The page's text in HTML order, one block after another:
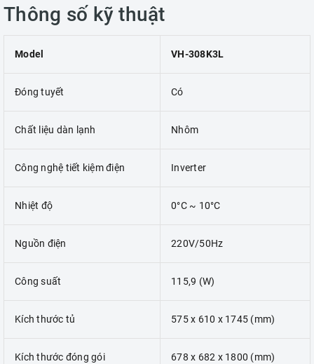
Thông số kỹ thuật
Model VH-308K3L
Đóng tuyết Có
Chất liệu dàn lạnh Nhôm
Công nghệ tiết kiệm điện Inverter
Nhiệt độ 0°C ~ 10°C
Nguồn điện 220V/50Hz
Công suất 115,9 (W)
Kích thước tủ 575 x 610 x 1745 (mm)
Kích thước đóng gói 678 x 682 x 1800 (mm)